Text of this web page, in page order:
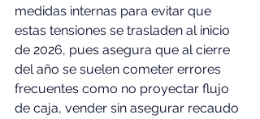
medidas internas para evitar que
estas tensiones se trasladen al inicio
de 2026, pues asegura que al cierre
del año se suelen cometer errores
frecuentes como no proyectar flujo
de caja, vender sin asegurar recaudo